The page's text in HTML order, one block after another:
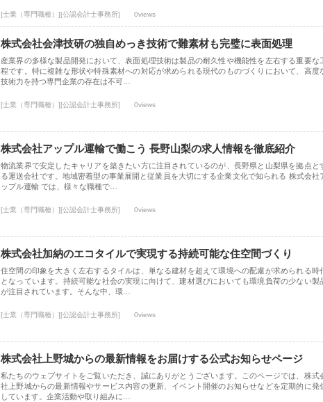
[士業（専門職種）][公認会計士事務所] 0views
株式会社会津技研の独自めっき技術で難素材も完璧に表面処理
産業界の多様な製品開発において、表面処理技術は製品の耐久性や機能性を左右する重要な
程です。特に複雑な形状や特殊素材への対応が求められる現代のものづくりにおいて、高度
技術力を持つ専門企業の存在は不可…
[士業（専門職種）][公認会計士事務所] 0views
株式会社アップル運輸で働こう 長野山梨の求人情報を徹底紹介
物流業界で安定したキャリアを築きたい方に注目されているのが、長野県と山梨県を拠点と
る運送会社です。地域密着型の事業展開と従業員を大切にする企業文化で知られる 株式会社
ップル運輸 では、様々な職種で…
[士業（専門職種）][公認会計士事務所] 0views
株式会社加納のエコタイルで実現する持続可能な住空間づくり
住空間の印象を大きく左右するタイルは、単なる建材を超えて環境への配慮が求められる時
となっています。持続可能な社会の実現に向けて、建材選びにおいても環境負荷の少ない製
が注目されています。そんな中、環…
[士業（専門職種）][公認会計士事務所] 0views
株式会社上野城からの最新情報をお届けする公式お知らせページ
私たちのウェブサイトをご覧いただき、誠にありがとうございます。このページでは、株式
社上野城からの最新情報やサービス内容の更新、イベント開催のお知らせなどを定期的に発
しています。企業活動や取り組みに…